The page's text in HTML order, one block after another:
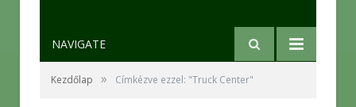
NAVIGATE
Kezdőlap » Címkézve ezzel: "Truck Center"